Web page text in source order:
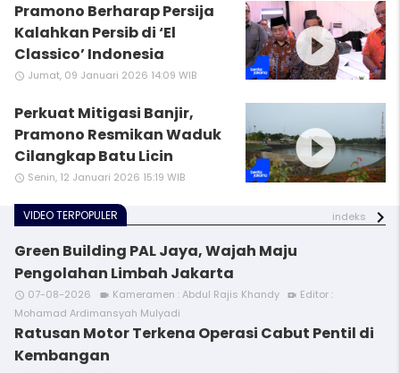
Pramono Berharap Persija
Kalahkan Persib di ‘El
Classico’ Indonesia
access_time Jumat, 09 Januari 2026 14:09 WIB
play_circle_filled
Perkuat Mitigasi Banjir,
Pramono Resmikan Waduk
Cilangkap Batu Licin
access_time Senin, 12 Januari 2026 15:19 WIB
play_circle_filled
VIDEO TERPOPULER indeks
Green Building PAL Jaya, Wajah Maju
Pengolahan Limbah Jakarta
access_time 07-08-2026 videocam Kameramen : Abdul Rajis Khandy video_call Editor :
Mohamad Ardimansyah Mulyadi
Ratusan Motor Terkena Operasi Cabut Pentil di
Kembangan